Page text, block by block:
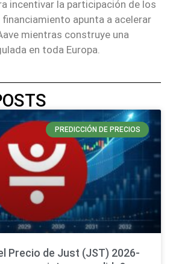
incentivar la participación de los
apunta a acelerar
mientras construye una
en toda Europa.
PREDICCIÓN DE PRECIOS
Precio de Just (JST) 2026-